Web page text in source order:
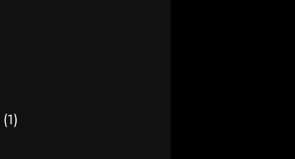
(1)